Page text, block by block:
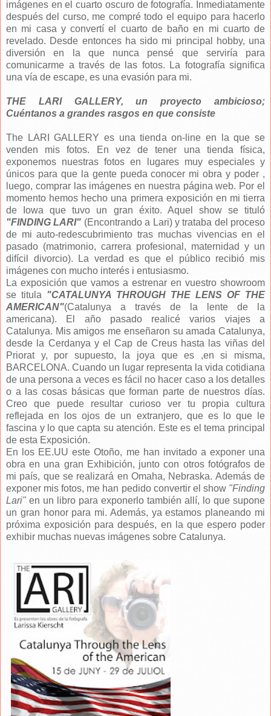
imágenes en el cuarto oscuro de fotografía. Inmediatamente
después del curso, me compré todo el equipo para hacerlo
en mi casa y convertí el cuarto de baño en mi cuarto de
revelado. Desde entonces ha sido mi principal hobby, una
diversión en la que nunca pensé que serviría para
comunicarme a través de las fotos. La fotografía significa
una vía de escape, es una evasión para mi.
THE LARI GALLERY, un proyecto ambicioso;
Cuéntanos a grandes rasgos en que consiste
The LARI GALLERY es una tienda on-line en la que se
venden mis fotos. En vez de tener una tienda física,
exponemos nuestras fotos en lugares muy especiales y
únicos para que la gente pueda conocer mi obra y poder ,
luego, comprar las imágenes en nuestra página web. Por el
momento hemos hecho una primera exposición en mi tierra
de Iowa que tuvo un gran éxito. Aquel show se tituló
"FINDING LARI" (Encontrando a Lari) y trataba del proceso
de mi auto-redescubrimiento tras muchas vivencias en el
pasado (matrimonio, carrera profesional, maternidad y un
difícil divorcio). La verdad es que el público recibió mis
imágenes con mucho interés i entusiasmo.
La exposición que vamos a estrenar en vuestro showroom
se titula "CATALUNYA THROUGH THE LENS OF THE
AMERICAN"(Catalunya a través de la lente de la
americana). El año pasado realicé varios viajes a
Catalunya. Mis amigos me enseñaron su amada Catalunya,
desde la Cerdanya y el Cap de Creus hasta las viñas del
Priorat y, por supuesto, la joya que es ,en si misma,
BARCELONA. Cuando un lugar representa la vida cotidiana
de una persona a veces es fácil no hacer caso a los detalles
o a las cosas básicas que forman parte de nuestros días.
Creo que puede resultar curioso ver tu propia cultura
reflejada en los ojos de un extranjero, que es lo que le
fascina y lo que capta su atención. Este es el tema principal
de esta Exposición.
En los EE.UU este Otoño, me han invitado a exponer una
obra en una gran Exhibición, junto con otros fotógrafos de
mi país, que se realizará en Omaha, Nebraska. Además de
exponer mis fotos, me han pedido convertir el show "Finding
Lari" en un libro para exponerlo también allí, lo que supone
un gran honor para mi. Además, ya estamos planeando mi
próxima exposición para después, en la que espero poder
exhibir muchas nuevas imágenes sobre Catalunya.